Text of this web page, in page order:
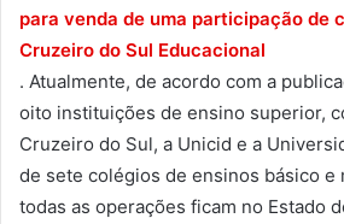
para venda de uma participação de
Cruzeiro do Sul Educacional
. Atualmente, de acordo com a
oito instituições de ensino superior,
Cruzeiro do Sul, a Unicid e a
de sete colégios de ensinos básico e
todas as operações ficam no Estado